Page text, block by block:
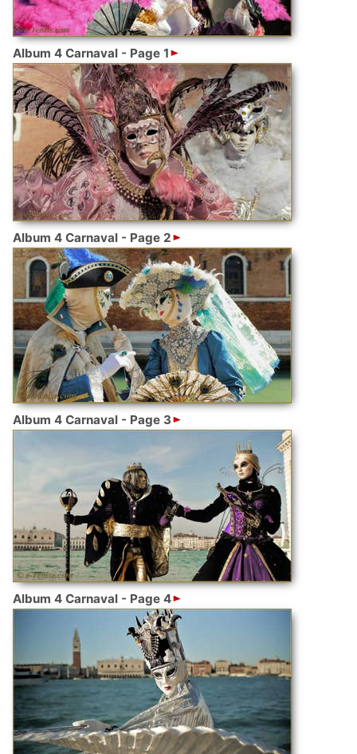
Album 4 Carnaval - Page 1
Album 4 Carnaval - Page 2
Album 4 Carnaval - Page 3
Album 4 Carnaval - Page 4